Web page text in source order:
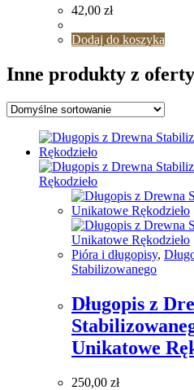
42,00 zł
Dodaj do koszyka
Inne produkty z oferty
Pióra i długopisy,
Stabilizowanego
Długopis z
Unikatowe
250,00 zł